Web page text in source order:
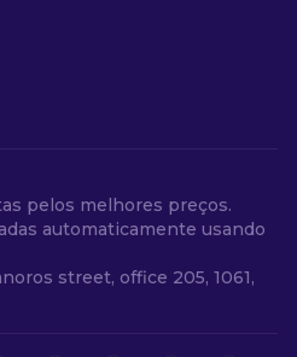
pelos melhores preços.
automaticamente usando
street, office 205, 1061,